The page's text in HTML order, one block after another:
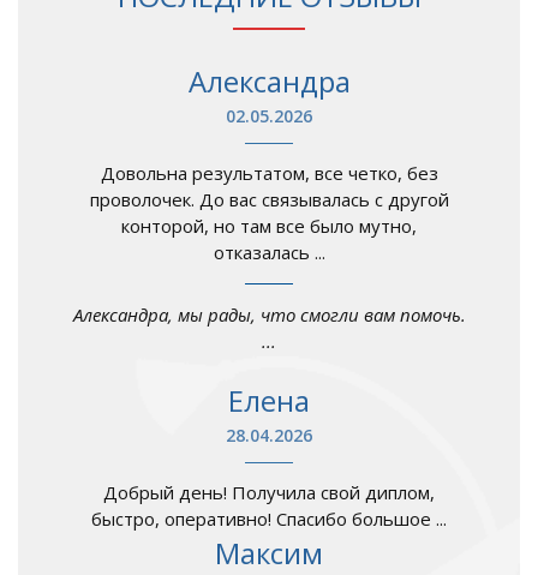
Александра
02.05.2026
Довольна результатом, все четко, без
проволочек. До вас связывалась с другой
конторой, но там все было мутно,
отказалась ...
Александра, мы рады, что смогли вам помочь.
...
Елена
28.04.2026
Добрый день! Получила свой диплом,
быстро, оперативно! Спасибо большое ...
Максим